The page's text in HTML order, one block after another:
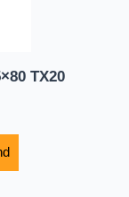
TX20